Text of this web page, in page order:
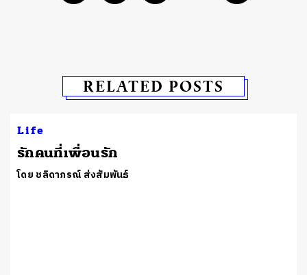
RELATED POSTS
Life
รักคนที่เพื่อนรัก
โดย ชลิดาภรณ์ ส่งสัมพันธ์